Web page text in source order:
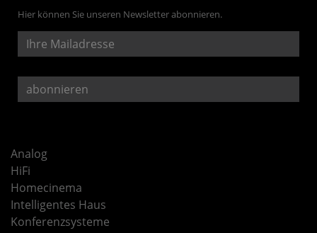
Hier können Sie unseren Newsletter abonnieren.
Analog
HiFi
Homecinema
Intelligentes Haus
Konferenzsysteme